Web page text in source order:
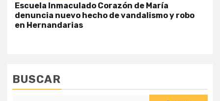
Escuela Inmaculado Corazón de María
denuncia nuevo hecho de vandalismo y robo
en Hernandarias
BUSCAR